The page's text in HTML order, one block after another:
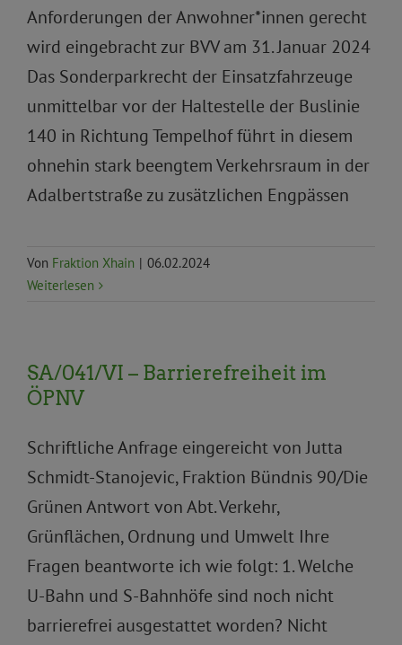
Anforderungen der Anwohner*innen gerecht
wird eingebracht zur BVV am 31. Januar 2024
Das Sonderparkrecht der Einsatzfahrzeuge
unmittelbar vor der Haltestelle der Buslinie
140 in Richtung Tempelhof führt in diesem
ohnehin stark beengtem Verkehrsraum in der
Adalbertstraße zu zusätzlichen Engpässen
Von Fraktion Xhain | 06.02.2024
Weiterlesen
SA/041/VI – Barrierefreiheit im
ÖPNV
Schriftliche Anfrage eingereicht von Jutta
Schmidt-Stanojevic, Fraktion Bündnis 90/Die
Grünen Antwort von Abt. Verkehr,
Grünflächen, Ordnung und Umwelt Ihre
Fragen beantworte ich wie folgt: 1. Welche
U-Bahn und S-Bahnhöfe sind noch nicht
barrierefrei ausgestattet worden? Nicht